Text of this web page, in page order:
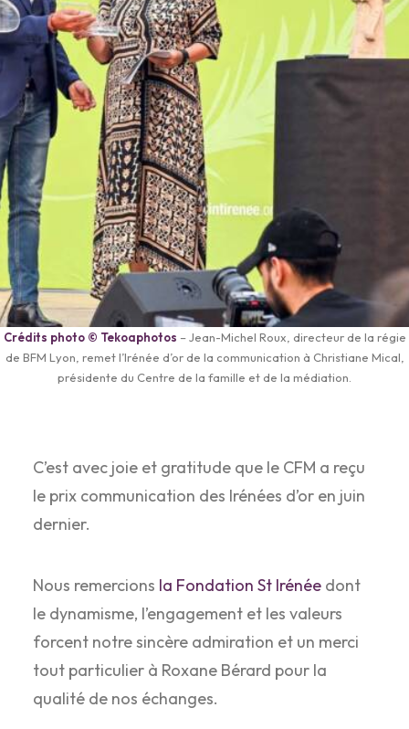
Crédits photo © Tekoaphotos – Jean-Michel Roux, directeur de la régie
de BFM Lyon, remet l’Irénée d’or de la communication à Christiane Mical,
présidente du Centre de la famille et de la médiation.
C’est avec joie et gratitude que le CFM a reçu
le prix communication des Irénées d’or en juin
dernier.
Nous remercions la Fondation St Irénée dont
le dynamisme, l’engagement et les valeurs
forcent notre sincère admiration et un merci
tout particulier à Roxane Bérard pour la
qualité de nos échanges.